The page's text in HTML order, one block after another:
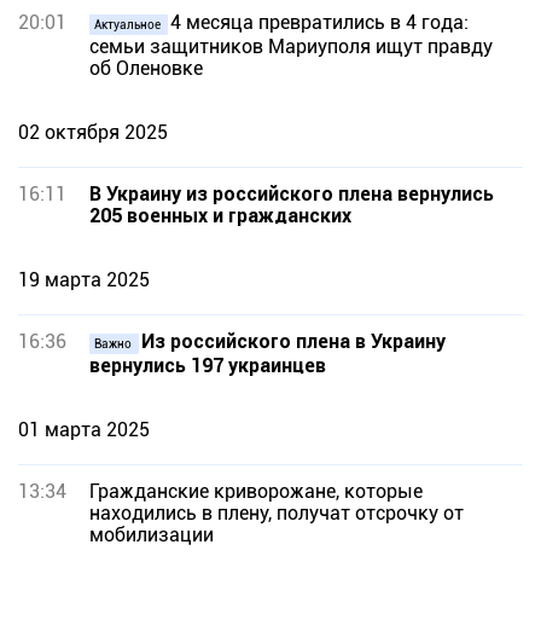
20:01 Актуальное
4 месяца превратились в 4 года:
семьи защитников Мариуполя ищут правду
об Оленовке
02 октября 2025
16:11
В Украину из российского плена вернулись
205 военных и гражданских
19 марта 2025
16:36 Важно
Из российского плена в Украину
вернулись 197 украинцев
01 марта 2025
13:34
Гражданские криворожане, которые
находились в плену, получат отсрочку от
мобилизации